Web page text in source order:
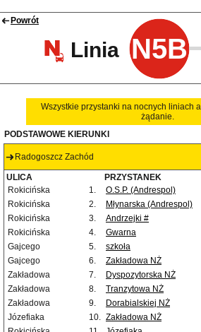
Powrót
Linia N5B
Wszystkie przystanki na nocnych liniach
żądanie.
PODSTAWOWE KIERUNKI
Radogoszcz Zachód
ULICA PRZYSTANEK
Rokicińska
1. O.S.P. (Andrespol)
Rokicińska
2. Młynarska (Andrespol)
Rokicińska
3. Andrzejki #
Rokicińska
4. Gwarna
Gajcego
5. szkoła
Gajcego
6. Zakładowa NŻ
Zakładowa
7. Dyspozytorska NŻ
Zakładowa
8. Tranzytowa NŻ
Zakładowa
9. Dorabialskiej NŻ
Józefiaka
10. Zakładowa NŻ